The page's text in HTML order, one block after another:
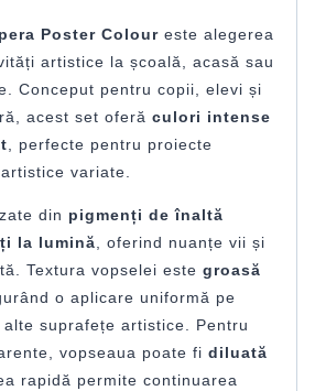
Poster Colour este alegerea
artistice la școală, acasă sau
Conceput pentru copii, elevi și
acest set oferă culori intense
, perfecte pentru proiecte
variate.
din pigmenți de înaltă
la lumină , oferind nuanțe vii și
Textura vopselei este groasă
o aplicare uniformă pe
suprafețe artistice. Pentru
vopseaua poate fi diluată
rapidă permite continuarea